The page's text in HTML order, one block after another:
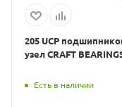
205 UCP
узел CRAFT
Есть в наличии